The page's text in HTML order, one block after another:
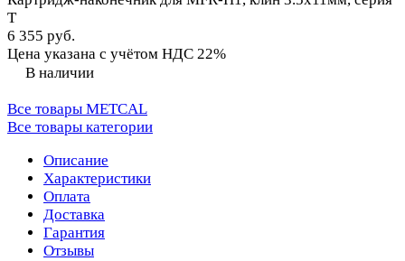
T
6 355 руб.
Цена указана с учётом НДС 22%
В наличии
Все товары METCAL
Все товары категории
Описание
Характеристики
Оплата
Доставка
Гарантия
Отзывы